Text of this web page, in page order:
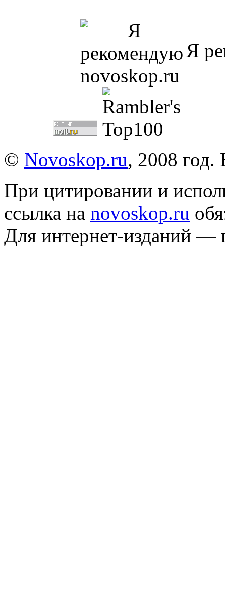
Я
© Novoskop.ru, 2008
При цитировании и
ссылка на novoskop.ru
Для интернет-изданий —